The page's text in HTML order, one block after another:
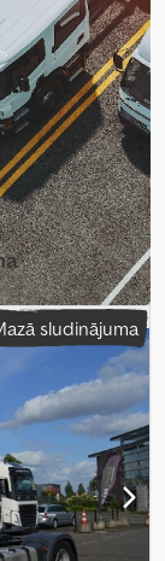
Euro 6,
12 419 cm³,
vēsture,
sludinājuma